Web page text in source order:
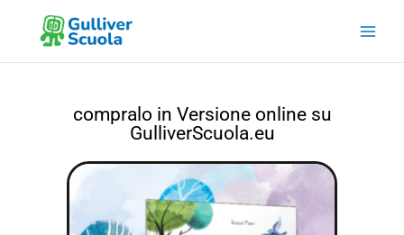
contenuto
ACQUISTA OGNI MERLO È UN MERLO:
compralo in Versione online su
GulliverScuola.eu